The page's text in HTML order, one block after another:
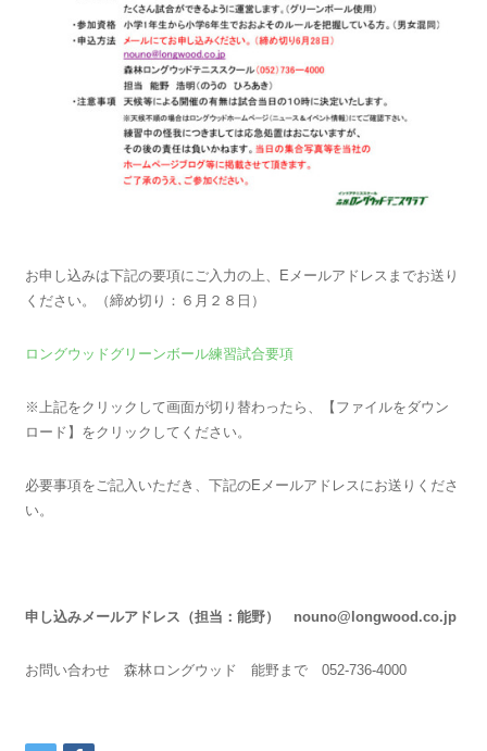
お申し込みは下記の要項にご入力の上、Eメールアドレスまでお送り
ください。（締め切り：６月２８日）
ロングウッドグリーンボール練習試合要項
※上記をクリックして画面が切り替わったら、【ファイルをダウン
ロード】をクリックしてください。
必要事項をご記入いただき、下記のEメールアドレスにお送りくださ
い。
申し込みメールアドレス（担当：能野） nouno@longwood.co.jp
お問い合わせ 森林ロングウッド 能野まで 052-736-4000